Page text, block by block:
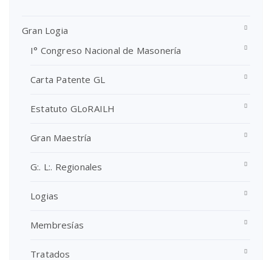
Gran Logia
I° Congreso Nacional de Masonería
Carta Patente GL
Estatuto GLoRAILH
Gran Maestría
G:. L:. Regionales
Logias
Membresías
Tratados